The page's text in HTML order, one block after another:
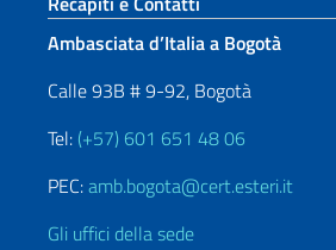
Ambasciata d’Italia a Bogotà
Calle 93B # 9-92, Bogotà
Tel: (+57) 601 651 48 06
PEC:amb.bogota@cert.esteri.it
Gli uffici della sede